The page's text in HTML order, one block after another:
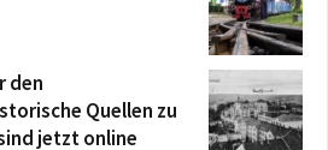
den
Quellen zu
jetzt online